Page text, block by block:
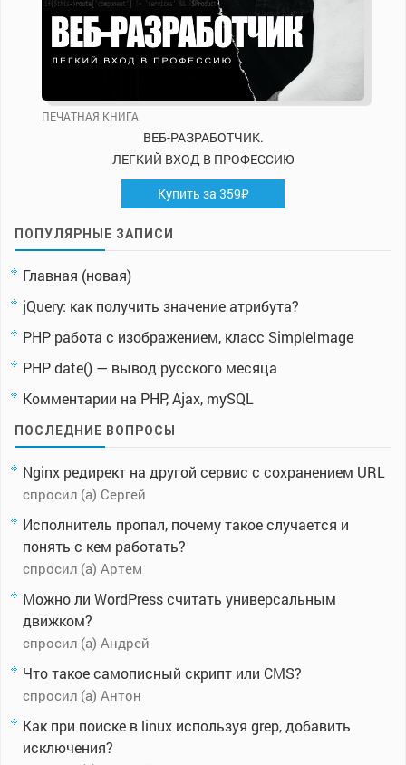
ПЕЧАТНАЯ КНИГА
ВЕБ-РАЗРАБОТЧИК.
ЛЕГКИЙ ВХОД В ПРОФЕССИЮ
Купить за 359₽
ПОПУЛЯРНЫЕ ЗАПИСИ
Главная (новая)
jQuery: как получить значение атрибута?
PHP работа с изображением, класс SimpleImage
PHP date() — вывод русского месяца
Комментарии на PHP, Ajax, mySQL
ПОСЛЕДНИЕ ВОПРОСЫ
Nginx редирект на другой сервис с сохранением URL
спросил (а) Сергей
Исполнитель пропал, почему такое случается и
понять с кем работать?
спросил (а) Артем
Можно ли WordPress считать универсальным
движком?
спросил (а) Андрей
Что такое самописный скрипт или CMS?
спросил (а) Антон
Как при поиске в linux используя grep, добавить
исключения?